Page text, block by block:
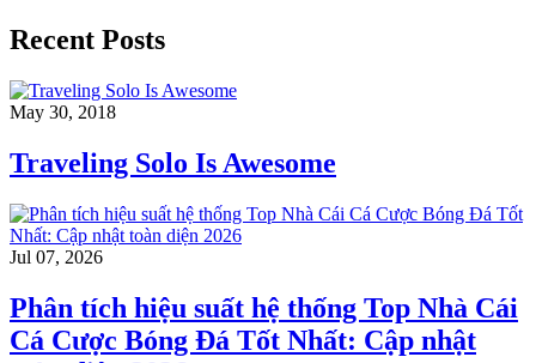
Recent Posts
May 30, 2018
Traveling Solo Is Awesome
Jul 07, 2026
Phân tích hiệu suất hệ thống Top Nhà Cái
Cá Cược Bóng Đá Tốt Nhất: Cập nhật